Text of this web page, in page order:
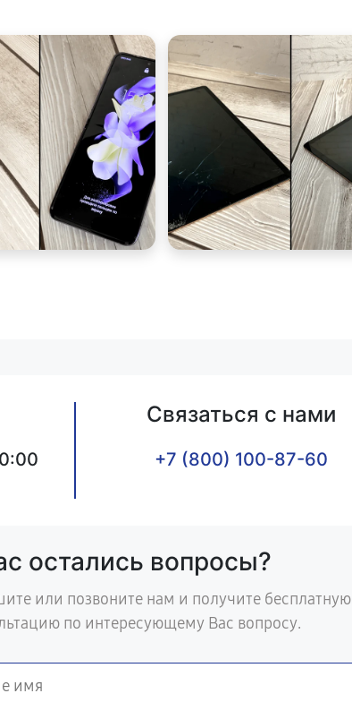
Связаться с нами
+7 (800) 100-87-60
остались вопросы?
или позвоните нам и получите бесплатную
по интересующему Вас вопросу.